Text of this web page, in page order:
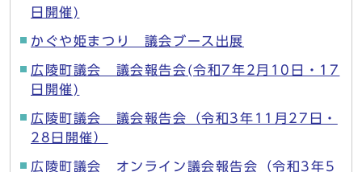
日開催)
かぐや姫まつり 議会ブース出展
広陵町議会 議会報告会(令和7年2月10日・17
日開催)
広陵町議会 議会報告会（令和3年11月27日・
28日開催）
広陵町議会 オンライン議会報告会（令和3年5